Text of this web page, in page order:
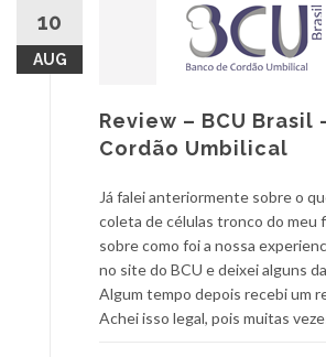
10
AUG
Review – BCU Brasil
Cordão Umbilical
Já falei anteriormente sobre o
coleta de células tronco do meu
sobre como foi a nossa
no site do BCU e deixei alguns
Algum tempo depois recebi um
Achei isso legal, pois muitas